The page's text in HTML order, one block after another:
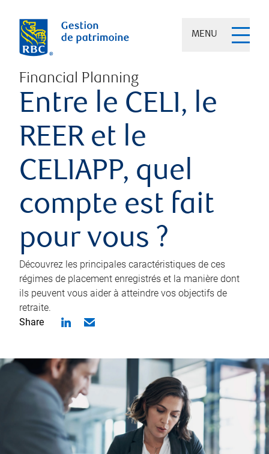
MENU
Financial Planning
Entre le CELI, le
REER et le
CELIAPP, quel
compte est fait
pour vous ?
Découvrez les principales caractéristiques de ces
régimes de placement enregistrés et la manière dont
ils peuvent vous aider à atteindre vos objectifs de
retraite.
Share